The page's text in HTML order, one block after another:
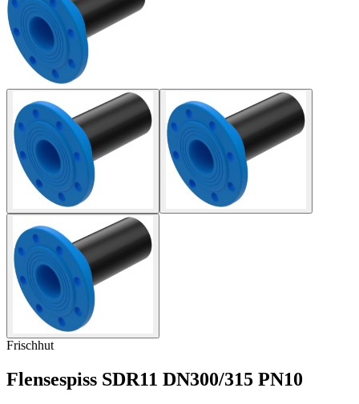
Frischhut
Flensespiss SDR11 DN300/315 PN10